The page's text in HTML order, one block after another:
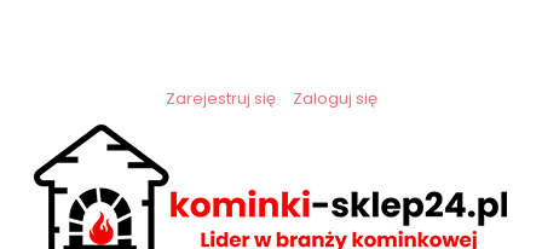
Zarejestruj się Zaloguj się